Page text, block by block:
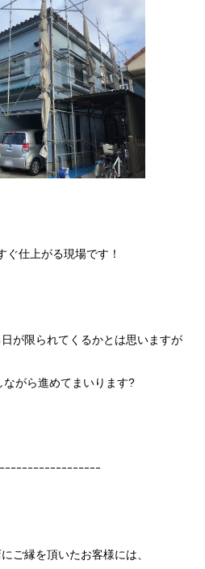
ぐ仕上がる現場です！
が限られてくるかとは思いますが
ながら進めてまいります?
ｰｰｰｰｰｰｰｰｰｰｰｰｰｰｰｰｰ
ご縁を頂いたお客様には、